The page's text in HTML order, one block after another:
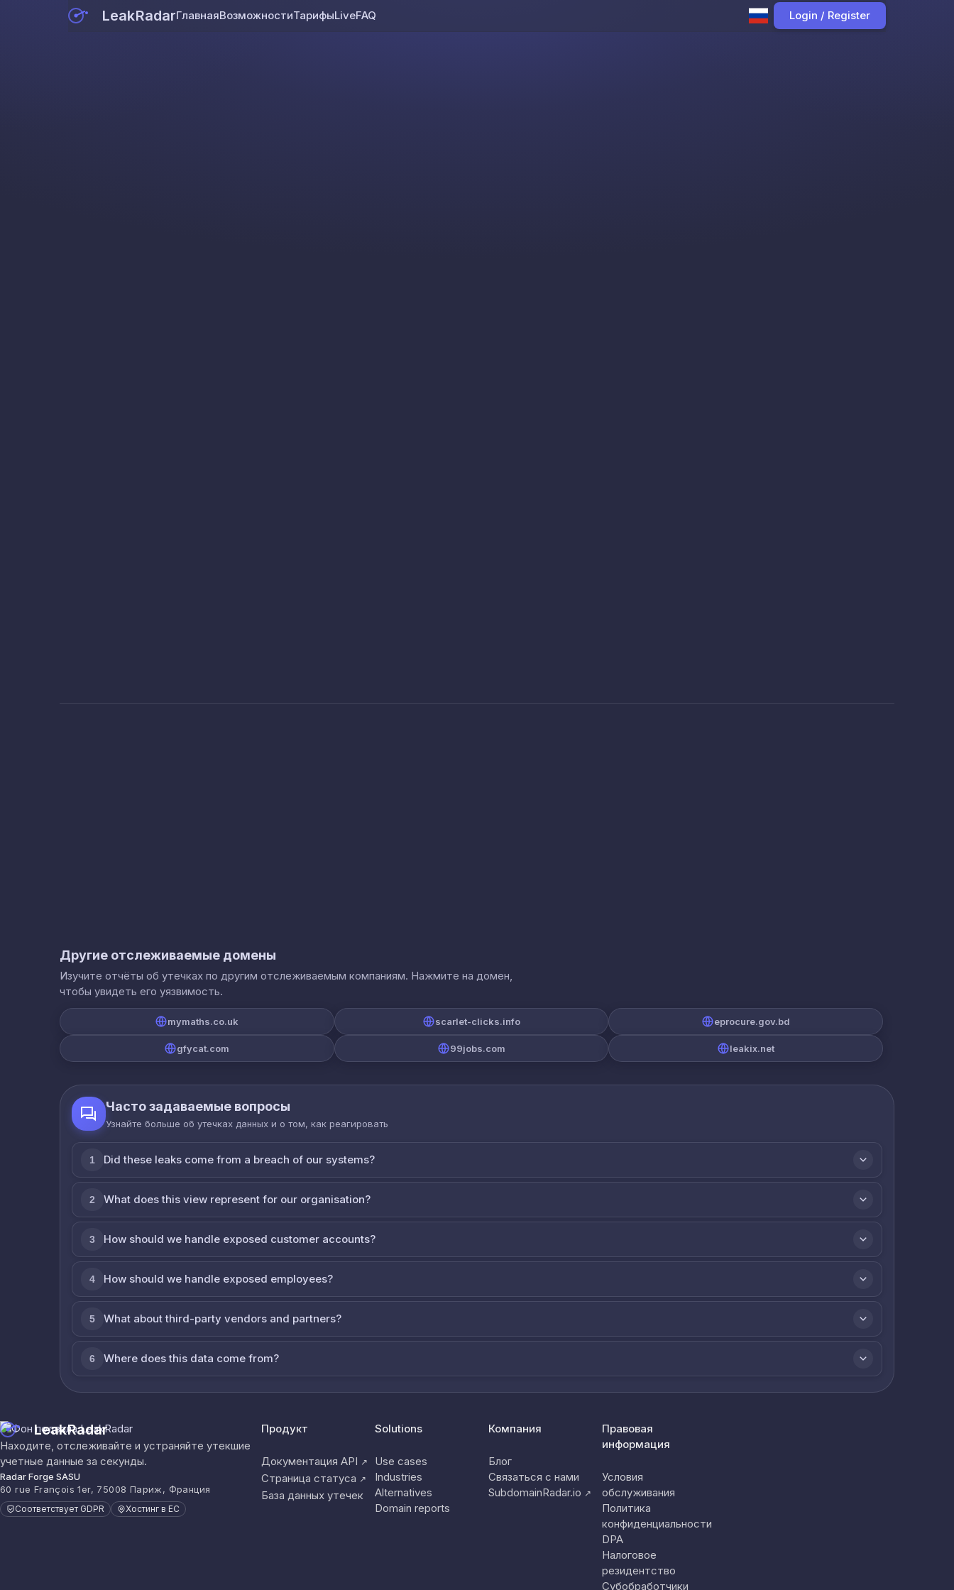
LeakRadarГлавнаяВозможностиТарифыLiveFAQ Login / Register
Другие отслеживаемые домены
Изучите отчёты об утечках по другим отслеживаемым компаниям. Нажмите на домен,
чтобы увидеть его уязвимость.
mymaths.co.uk scarlet-clicks.info eprocure.gov.bd
gfycat.com 99jobs.com leakix.net
Часто задаваемые вопросы
Узнайте больше об утечках данных и о том, как реагировать
1 Did these leaks come from a breach of our systems?
2 What does this view represent for our organisation?
3 How should we handle exposed customer accounts?
4 How should we handle exposed employees?
5 What about third-party vendors and partners?
6 Where does this data come from?
LeakRadar
Находите, отслеживайте и устраняйте утекшие
учетные данные за секунды.
Radar Forge SASU
60 rue François 1er, 75008 Париж, Франция
Соответствует GDPR Хостинг в ЕС
Продукт
Документация API ↗
Страница статуса ↗
База данных утечек
Solutions
Use cases
Industries
Alternatives
Domain reports
Компания
Блог
Связаться с нами
SubdomainRadar.io ↗
Правовая
информация
Условия
обслуживания
Политика
конфиденциальности
DPA
Налоговое
резидентство
Субобработчики